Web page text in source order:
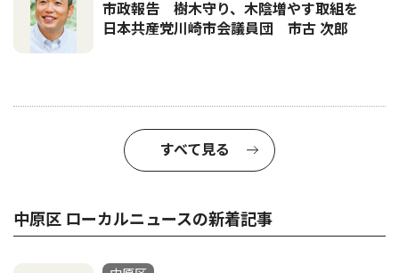
市政報告 樹木守り、木陰増やす取組を
日本共産党川崎市会議員団 市古 次郎
すべて見る
中原区 ローカルニュースの新着記事